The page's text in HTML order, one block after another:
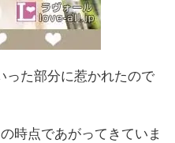
った部分に惹かれたので
時点であがってきていま